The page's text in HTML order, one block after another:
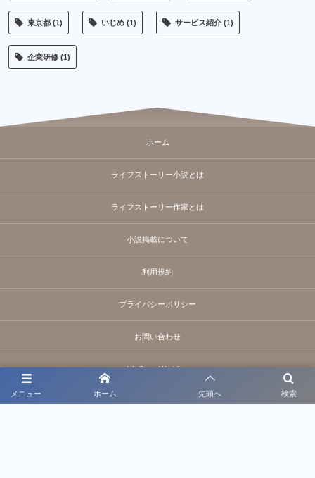
東京都 (1) いじめ (1) サービス紹介 (1)
企業研修 (1)
メニュー 検索
ホーム 先頭へ
ホーム
ライフストーリー小説とは
ライフストーリー作家とは
小説掲載について
利用規約
プライバシーポリシー
お問い合わせ
LifeStory Wedding